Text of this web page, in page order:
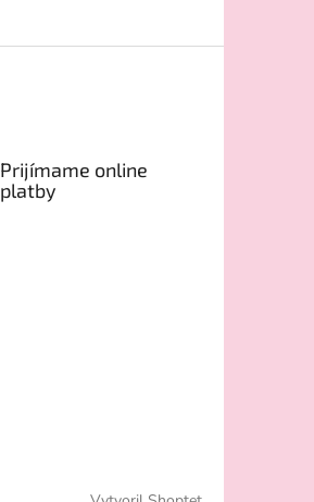
Prijímame online
platby